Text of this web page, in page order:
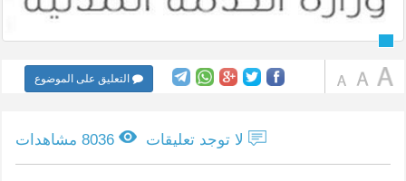
التعليق على الموضوع
لا توجد تعليقات 8036 مشاهدات